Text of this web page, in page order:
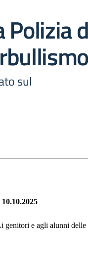
Polizia
sul
10.10.2025
genitori e agli alunni delle